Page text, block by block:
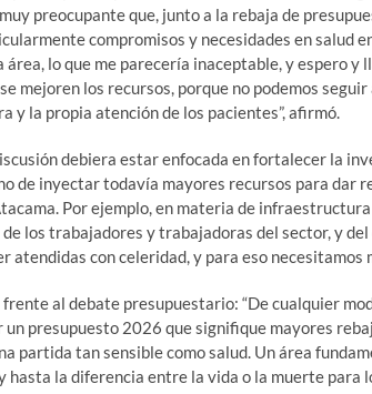
preocupante que, junto a la rebaja de
compromisos y necesidades en salud
lo que me parecería inaceptable, y espero y
mejoren los recursos, porque no podemos
y la propia atención de los pacientes”, afirmó.
debiera estar enfocada en fortalecer la
de inyectar todavía mayores recursos para dar
Por ejemplo, en materia de
los trabajadores y trabajadoras del sector, y
atendidas con celeridad, y para eso necesitamos
al debate presupuestario: “De cualquier
presupuesto 2026 que signifique mayores
partida tan sensible como salud. Un área
hasta la diferencia entre la vida o la muerte para